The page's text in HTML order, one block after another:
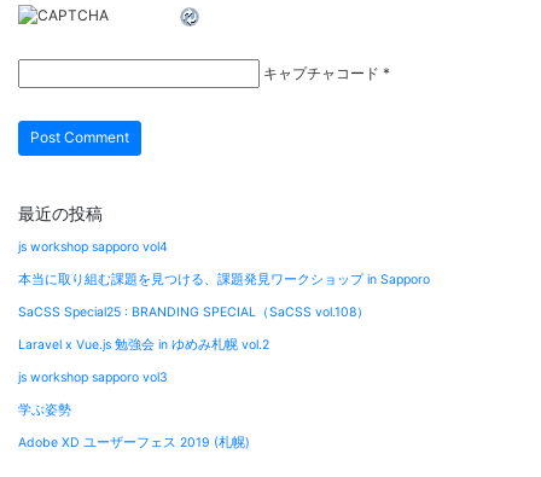
キャプチャコード *
最近の投稿
js workshop sapporo vol4
本当に取り組む課題を見つける、課題発見ワークショップ in Sapporo
SaCSS Special25 : BRANDING SPECIAL（SaCSS vol.108）
Laravel x Vue.js 勉強会 in ゆめみ札幌 vol.2
js workshop sapporo vol3
学ぶ姿勢
Adobe XD ユーザーフェス 2019 (札幌)